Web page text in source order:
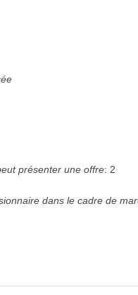
présenter une offre:2
dans le cadre de